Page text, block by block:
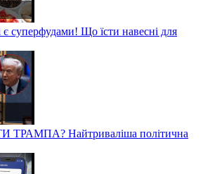
є суперфудами! Що їсти навесні для
Найтриваліша політична